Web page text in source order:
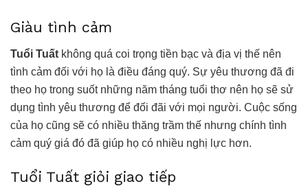
Giàu tình cảm
Tuổi Tuất không quá coi trọng tiền bạc và địa vị thế nên
tình cảm đối với họ là điều đáng quý. Sự yêu thương đã đi
theo họ trong suốt những năm tháng tuổi thơ nên họ sẽ sử
dụng tình yêu thương để đối đãi với mọi người. Cuộc sống
của họ cũng sẽ có nhiều thăng trầm thế nhưng chính tình
cảm quý giá đó đã giúp họ có nhiều nghị lực hơn.
Tuổi Tuất giỏi giao tiếp